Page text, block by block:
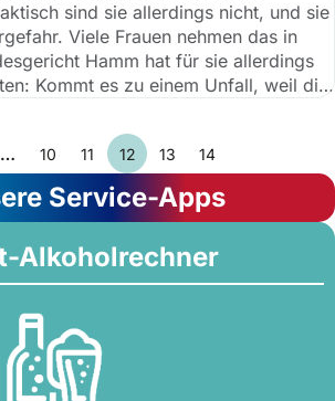
sind sie allerdings nicht, und sie
Viele Frauen nehmen das in
Hamm hat für sie allerdings
Kommt es zu einem Unfall, weil die
hängen bleibt, hat sie keinen
Das hat das
im westfälischen Hamm im Fall
entschieden (Beschluss vom 13.
15).
… 10 11 12 13 14
Service-Apps
Alkoholrechner